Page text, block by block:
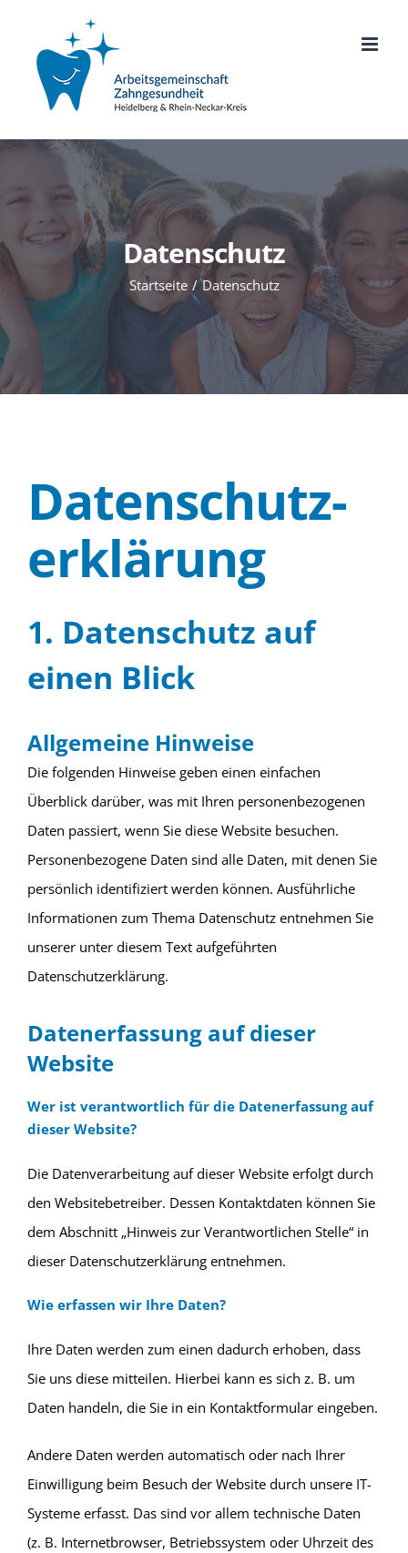
springen
Datenschutz
Startseite Datenschutz
Datenschutz­
erklärung
1. Datenschutz auf
einen Blick
Allgemeine Hinweise
Die folgenden Hinweise geben einen einfachen
Überblick darüber, was mit Ihren personenbezogenen
Daten passiert, wenn Sie diese Website besuchen.
Personenbezogene Daten sind alle Daten, mit denen Sie
persönlich identifiziert werden können. Ausführliche
Informationen zum Thema Datenschutz entnehmen Sie
unserer unter diesem Text aufgeführten
Datenschutzerklärung.
Datenerfassung auf dieser
Website
Wer ist verantwortlich für die Datenerfassung auf
dieser Website?
Die Datenverarbeitung auf dieser Website erfolgt durch
den Websitebetreiber. Dessen Kontaktdaten können Sie
dem Abschnitt „Hinweis zur Verantwortlichen Stelle“ in
dieser Datenschutzerklärung entnehmen.
Wie erfassen wir Ihre Daten?
Ihre Daten werden zum einen dadurch erhoben, dass
Sie uns diese mitteilen. Hierbei kann es sich z. B. um
Daten handeln, die Sie in ein Kontaktformular eingeben.
Andere Daten werden automatisch oder nach Ihrer
Einwilligung beim Besuch der Website durch unsere IT-
Systeme erfasst. Das sind vor allem technische Daten
(z. B. Internetbrowser, Betriebssystem oder Uhrzeit des